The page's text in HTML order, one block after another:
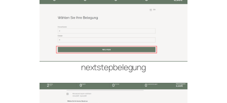
nextstepbelegung